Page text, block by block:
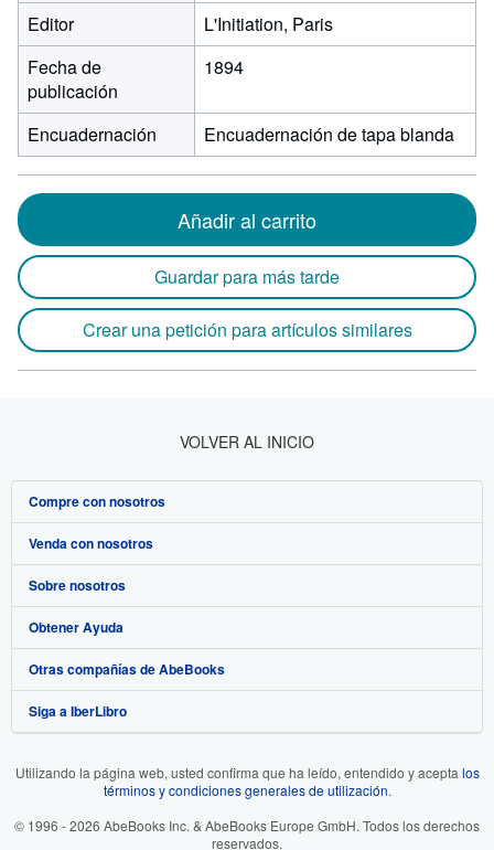
Editor
L'Initiation, Paris
Fecha de
publicación
1894
Encuadernación Encuadernación de tapa blanda
Añadir al carrito
Guardar para más tarde
Crear una petición para artículos similares
VOLVER AL INICIO
Compre con nosotros
Búsqueda avanzada
Colecciones
Mi cuenta
Mis pedidos
Ver carrito
Venda con nosotros
Comenzar a vender
Únase a nuestro programa de afiliados
Recomiende un vendedor
Sobre nosotros
Sobre IberLibro
Medios
Empleo
Preferencias de cookies
Aviso de cookies
Obtener Ayuda
Preguntas frecuentes y guías
Atención al Cliente
Otras compañías de AbeBooks
AbeBooks.com
AbeBooks.de
AbeBooks.fr
Siga a IberLibro
Utilizando la página web, usted confirma que ha leído, entendido y acepta los
términos y condiciones generales de utilización.
© 1996 - 2026 AbeBooks Inc. & AbeBooks Europe GmbH. Todos los derechos
reservados.